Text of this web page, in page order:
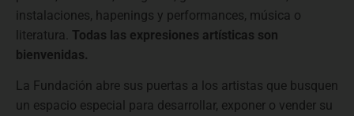
instalaciones, hapenings y performances, música o
literatura. Todas las expresiones artísticas son
bienvenidas.
La Fundación abre sus puertas a los artistas que busquen
un espacio especial para desarrollar, exponer o vender su